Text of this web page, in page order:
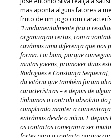
mas aponta alguns fatores a
fruto de um jogo com
“Fundamentalmente fica o
organização certas, com a
cavámos uma diferença que
forma. Foi bom, porque
muitas jovens, promover duas
Rodrigues e Constança
da vitória que também foram
características – e depois de
tínhamos o controlo absoluto do
complicado manter a
entrámos desde o início. E
os contactos começam a ser